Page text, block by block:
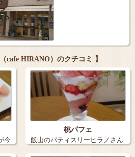
cafe HIRANO）のクチコミ 】
今
桃パフェ
飯山のパティスリーヒラノさん
で桃が出たと…